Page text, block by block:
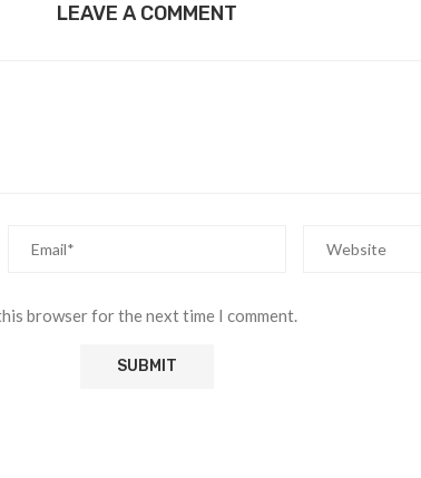
LEAVE A COMMENT
browser for the next time I comment.